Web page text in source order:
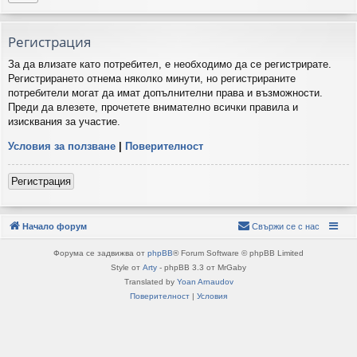
Регистрация
За да влизате като потребител, е необходимо да се регистрирате.
Регистрирането отнема няколко минути, но регистрираните
потребители могат да имат допълнителни права и възможности.
Преди да влезете, прочетете внимателно всички правила и
изисквания за участие.
Условия за ползване Поверителност
Регистрация
Начало форум Свържи се с нас
Форума се задвижва от phpBB® Forum Software © phpBB Limited
Style от Arty - phpBB 3.3 от MrGaby
Translated by Yoan Arnaudov
Поверителност
Условия